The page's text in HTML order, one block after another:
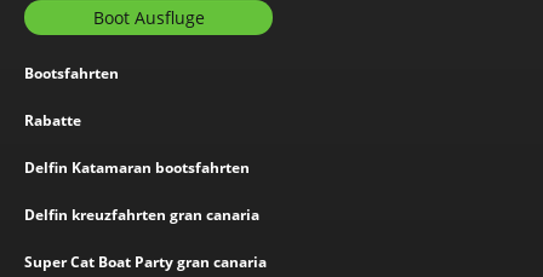
Boot Ausfluge
Bootsfahrten
Rabatte
Delfin Katamaran bootsfahrten
Delfin kreuzfahrten gran canaria
Super Cat Boat Party gran canaria